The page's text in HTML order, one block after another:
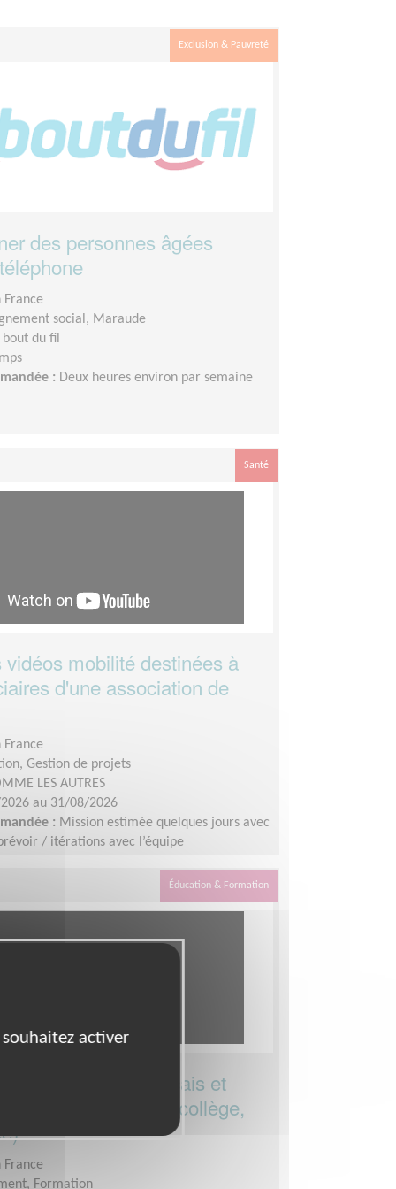
Exclusion & Pauvreté
des personnes âgées
France
social, Maraude
bout du fil
: Deux heures environ par semaine
Santé
vidéos mobilité destinées à
d'une association de
France
Gestion de projets
LES AUTRES
au 31/08/2026
: Mission estimée quelques jours avec
/ itérations avec l’équipe
avant le 10 juillet 2026. Montage : à
Éducation & Formation
à distance : français et
à niveau, niveau collège,
France
Formation
activer